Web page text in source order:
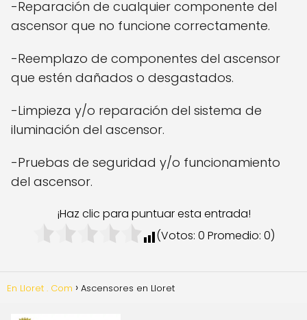
-Reparación de cualquier componente del
ascensor que no funcione correctamente.
-Reemplazo de componentes del ascensor
que estén dañados o desgastados.
-Limpieza y/o reparación del sistema de
iluminación del ascensor.
-Pruebas de seguridad y/o funcionamiento
del ascensor.
¡Haz clic para puntuar esta entrada!
(Votos: 0 Promedio: 0)
En Lloret . Com Ascensores en Lloret